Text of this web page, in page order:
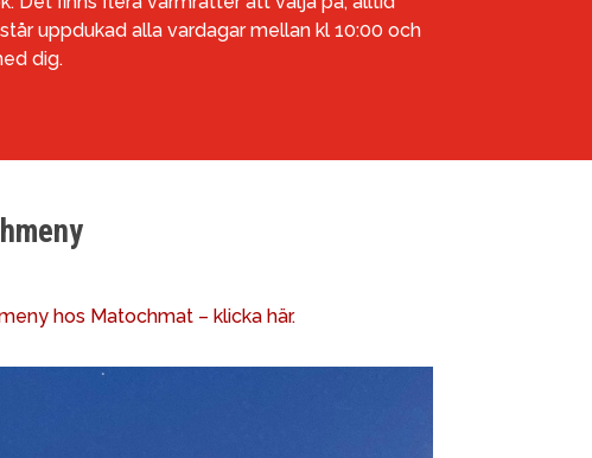
uppdukad alla vardagar mellan kl 10:00 och
dig.
hos Matochmat – klicka här.